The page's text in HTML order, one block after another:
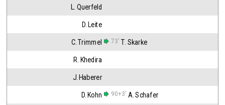
L. Querfeld
D. Leite
C. Trimmel 73' T. Skarke
R. Khedira
J. Haberer
D. Kohn 90+3' A. Schafer